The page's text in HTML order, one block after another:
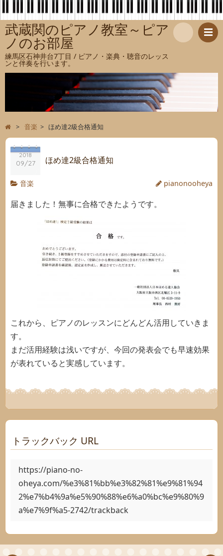
武蔵関のピアノ教室～ピア
ノのお部屋
練馬区石神井台7丁目 / ピアノ・楽典・聴音のレッス
ンと伴奏を行います。
索
> 音楽 > ほめ達2級合格通知
2018
09/27 ほめ達2級合格通知
音楽 pianonooheya
届きました！無事に合格できたようです。
これから、ピアノのレッスンにどんどん活用していきま
す。
まだ活用経験は浅いですが、今回の発表会でも早速効果
が表れていると実感しています。
トラックバック URL
https://piano-no-
oheya.com/%e3%81%bb%e3%82%81%e9%81%94
2%e7%b4%9a%e5%90%88%e6%a0%bc%e9%80%9
a%e7%9f%a5-2742/trackback